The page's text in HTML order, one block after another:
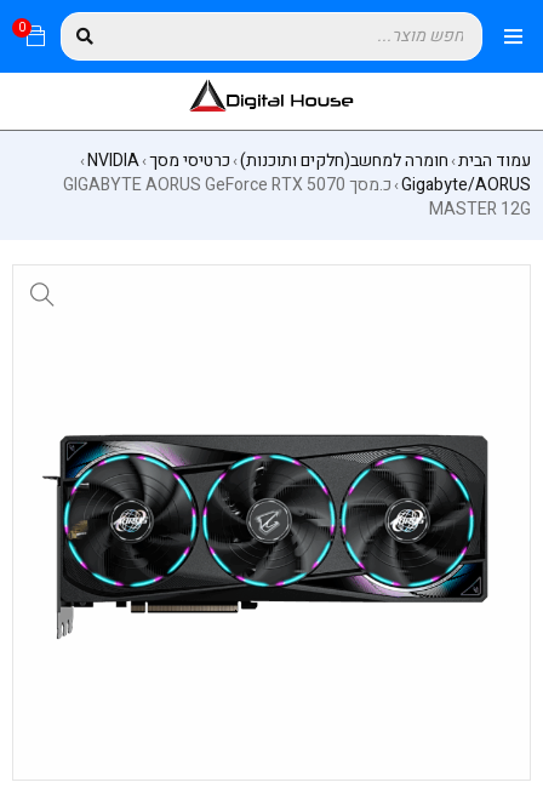
0
עמוד הבית›חומרה למחשב(חלקים ותוכנות)›כרטיסי מסך›
NVIDIA
›
Gigabyte/AORUS
›
כ.מסך GIGABYTE AORUS GeForce RTX 5070
MASTER 12G